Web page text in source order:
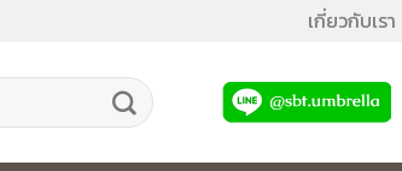
เกี่ยวกับเรา